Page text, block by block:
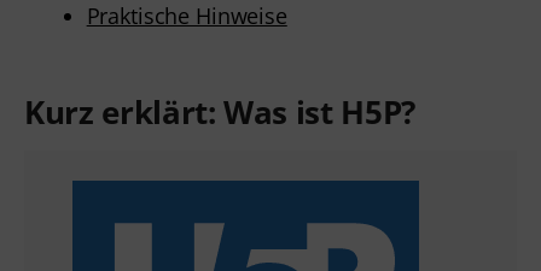
Praktische Hinweise
Kurz erklärt: Was ist H5P?